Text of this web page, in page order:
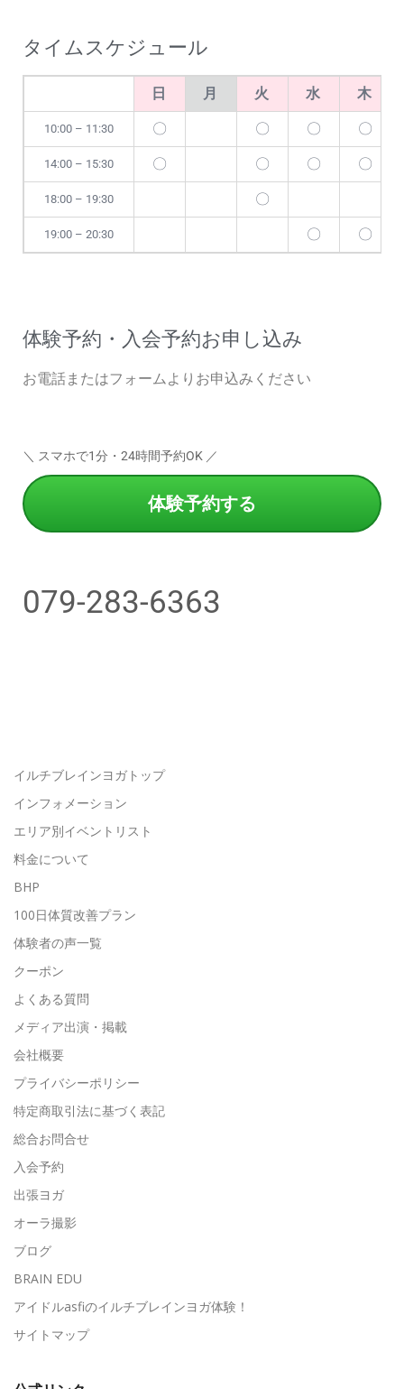
タイムスケジュール
日 月 火 水 木
10:00 – 11:30 〇 〇 〇 〇
14:00 – 15:30 〇 〇 〇 〇
18:00 – 19:30 〇
19:00 – 20:30 〇 〇
体験予約・入会予約お申し込み
お電話またはフォームよりお申込みください
＼ スマホで1分・24時間予約OK ／
体験予約する
079-283-6363
イルチブレインヨガトップ
インフォメーション
エリア別イベントリスト
料金について
BHP
100日体質改善プラン
体験者の声一覧
クーポン
よくある質問
メディア出演・掲載
会社概要
プライバシーポリシー
特定商取引法に基づく表記
総合お問合せ
入会予約
出張ヨガ
オーラ撮影
ブログ
BRAIN EDU
アイドルasfiのイルチブレインヨガ体験！
サイトマップ